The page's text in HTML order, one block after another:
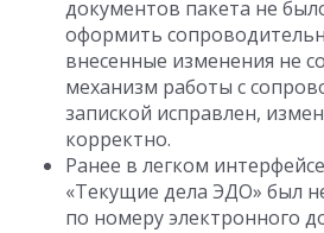
документов пакета не
оформить
внесенные изменения не
механизм работы с
запиской исправлен,
корректно.
Ранее в легком
«Текущие дела ЭДО» был
по номеру электронного